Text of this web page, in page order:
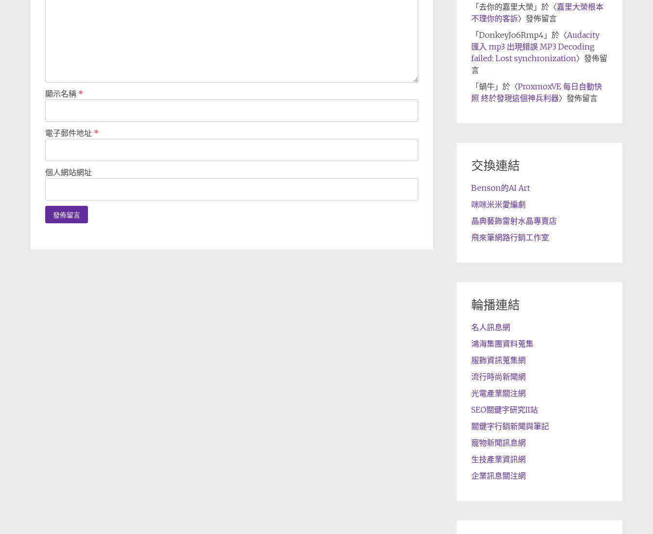
顯示名稱 *
電子郵件地址 *
個人網站網址
「 去你的嘉里大榮 」於〈嘉里大榮根本
不理你的客訴〉發佈留言
「 DonkeyJo6Rmp4」於〈Audacity
匯入 mp3 出現錯誤 MP3 Decoding
failed: Lost synchronization〉發佈留
言
「 蝸牛」於〈ProxmoxVE 每日自動快
照 終於發現這個神兵利器〉發佈留言
交換連結
Benson的AI Art
咪咪米米愛編劇
晶典藝飾雷射水晶專賣店
飛來筆網路行銷工作室
輪播連結
名人訊息網
鴻海集團資料蒐集
服飾資訊蒐集網
流行時尚新聞網
光電產業關注網
SEO關鍵字研究II站
關鍵字行銷新聞與筆記
寵物新聞訊息網
生技產業資訊網
企業訊息關注網